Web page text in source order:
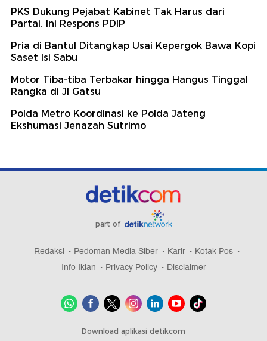
PKS Dukung Pejabat Kabinet Tak Harus dari
Partai, Ini Respons PDIP
Pria di Bantul Ditangkap Usai Kepergok Bawa Kopi
Saset Isi Sabu
Motor Tiba-tiba Terbakar hingga Hangus Tinggal
Rangka di Jl Gatsu
Polda Metro Koordinasi ke Polda Jateng
Ekshumasi Jenazah Sutrimo
part of
Redaksi Pedoman Media Siber Karir
Kotak Pos
Info Iklan
Privacy Policy Disclaimer
Download aplikasi detikcom